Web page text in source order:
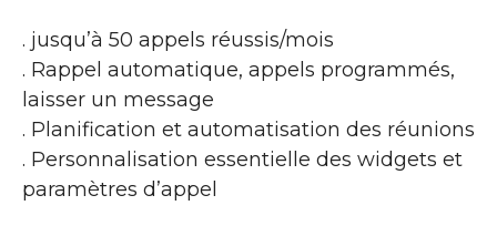
. jusqu’à 50 appels réussis/mois
. Rappel automatique, appels programmés,
laisser un message
. Planification et automatisation des réunions
. Personnalisation essentielle des widgets et
paramètres d’appel